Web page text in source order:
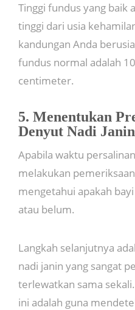
Tinggi fundus yang baik
tinggi dari usia
kandungan Anda
fundus normal adalah
centimeter.
5. Menentukan
Denyut Nadi Janin
Apabila waktu
melakukan
mengetahui apakah
atau belum.
Langkah selanjutnya
nadi janin yang sangat
terlewatkan sama
ini adalah guna